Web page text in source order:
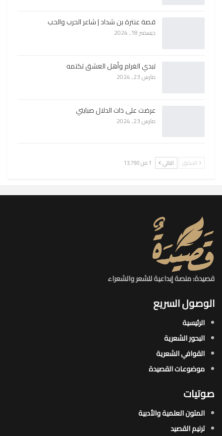
قصة عنترة بن شداد | شاعر الحرب والحب
ديسمبر 18, 2024
تبدي الغرام وأهل العشق تكتمه
مارس 23, 2024
عرضت على ذات الدلال صبابتي
مارس 23, 2024
السابق التالي 1 من 13٬790
قصيدة: منصة إبداعية للشعر والشعراء
الوصول السريع
الرئيسية
البحور الشعرية​
القوافي الشعرية​
موضوعات القصيدة​
صوتيات
المتون العلمية والأدبية
ترنيم القصيد